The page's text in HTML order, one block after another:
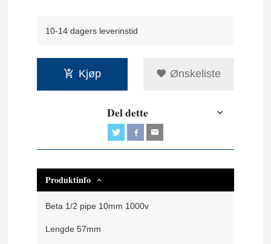
10-14 dagers leverinstid
Kjøp Ønskeliste
Del dette
Produktinfo
Beta 1/2 pipe 10mm 1000v
Lengde 57mm